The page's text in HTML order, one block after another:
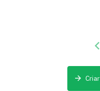
Gestão de
Suas percepções